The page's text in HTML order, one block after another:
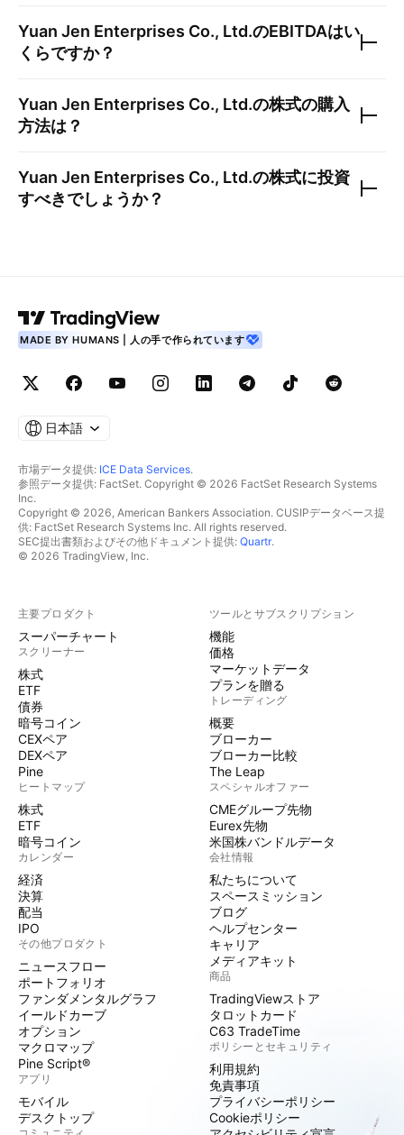
Yuan Jen Enterprises Co., Ltd.のEBITDAはい
くらですか？
Yuan Jen Enterprises Co., Ltd.の株式の購入
方法は？
Yuan Jen Enterprises Co., Ltd.の株式に投資
すべきでしょうか？
MADE BY HUMANS | 人の手で作られています
日本語
市場データ提供: ICE Data Services.
参照データ提供: FactSet. Copyright © 2026 FactSet Research Systems
Inc.
Copyright © 2026, American Bankers Association. CUSIPデータベース提
供: FactSet Research Systems Inc. All rights reserved.
SEC提出書類およびその他ドキュメント提供: Quartr.
© 2026 TradingView, Inc.
主要プロダクト
スーパーチャート
スクリーナー
株式
ETF
債券
暗号コイン
CEXペア
DEXペア
Pine
ヒートマップ
株式
ETF
暗号コイン
カレンダー
経済
決算
配当
IPO
その他プロダクト
ニュースフロー
ポートフォリオ
ファンダメンタルグラフ
イールドカーブ
オプション
マクロマップ
Pine Script®
アプリ
モバイル
デスクトップ
ツールとサブスクリプション
機能
価格
マーケットデータ
プランを贈る
トレーディング
概要
ブローカー
ブローカー比較
The Leap
スペシャルオファー
CMEグループ先物
Eurex先物
米国株バンドルデータ
会社情報
私たちについて
スペースミッション
ブログ
ヘルプセンター
キャリア
メディアキット
商品
TradingViewストア
タロットカード
C63 TradeTime
ポリシーとセキュリティ
利用規約
免責事項
プライバシーポリシー
Cookieポリシー